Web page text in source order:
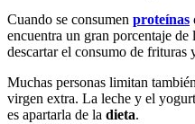
Cuando se consumen proteínas
encuentra un gran porcentaje de
descartar el consumo de frituras
Muchas personas limitan
virgen extra. La leche y el
es apartarla de la dieta.